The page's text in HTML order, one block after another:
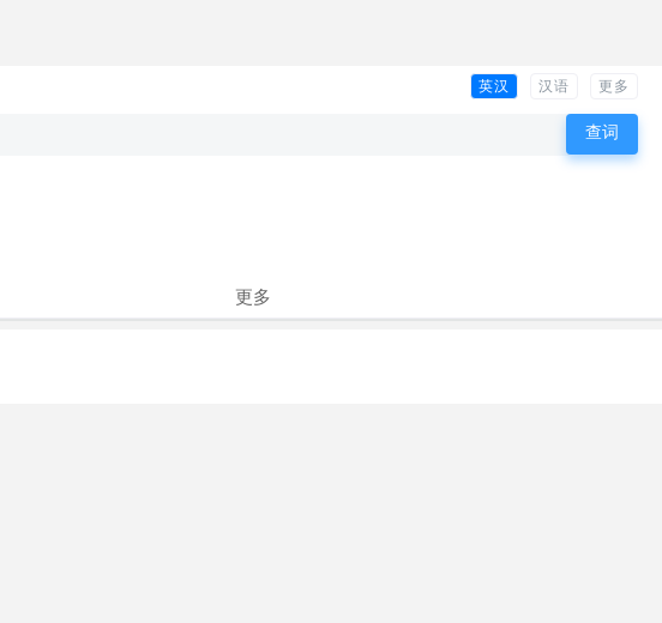
英汉 汉语 更多
更多